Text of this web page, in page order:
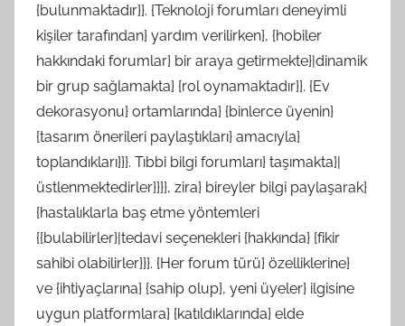
{bulunmaktadır}}. {Teknoloji forumları deneyimli
kişiler tarafından} yardım verilirken}, {hobiler
hakkındaki forumlar} bir araya getirmekte}|dinamik
bir grup sağlamakta} {rol oynamaktadır}}. {Ev
dekorasyonu} ortamlarında} {binlerce üyenin}
{tasarım önerileri paylaştıkları} amacıyla}
toplandıkları}}}. Tıbbi bilgi forumları} taşımakta}|
üstlenmektedirler}}}}, zira} bireyler bilgi paylaşarak}
{hastalıklarla baş etme yöntemleri
{{bulabilirler}|tedavi seçenekleri {hakkında} {fikir
sahibi olabilirler}}}. {Her forum türü} özelliklerine}
ve {ihtiyaçlarına} {sahip olup}, yeni üyeler} ilgisine
uygun platformlara} {katıldıklarında} elde